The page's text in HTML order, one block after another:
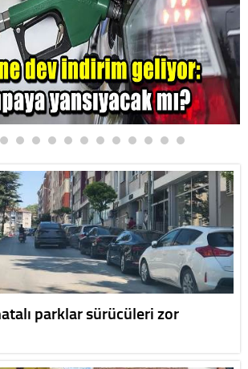
parklar sürücüleri zor